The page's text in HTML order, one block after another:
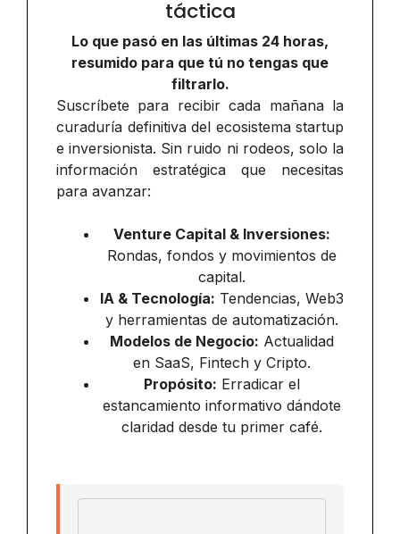
táctica
Lo que pasó en las últimas 24 horas,
resumido para que tú no tengas que
filtrarlo.
Suscríbete para recibir cada mañana la
curaduría definitiva del ecosistema startup
e inversionista. Sin ruido ni rodeos, solo la
información estratégica que necesitas
para avanzar:
Venture Capital & Inversiones:
Rondas, fondos y movimientos de
capital.
IA & Tecnología: Tendencias, Web3
y herramientas de automatización.
Modelos de Negocio: Actualidad
en SaaS, Fintech y Cripto.
Propósito: Erradicar el
estancamiento informativo dándote
claridad desde tu primer café.